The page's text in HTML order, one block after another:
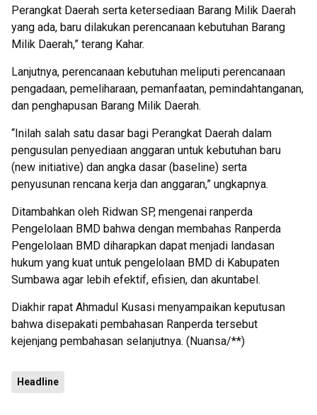
Perangkat Daerah serta ketersediaan Barang Milik Daerah
yang ada, baru dilakukan perencanaan kebutuhan Barang
Milik Daerah,” terang Kahar.
Lanjutnya, perencanaan kebutuhan meliputi perencanaan
pengadaan, pemeliharaan, pemanfaatan, pemindahtanganan,
dan penghapusan Barang Milik Daerah.
“Inilah salah satu dasar bagi Perangkat Daerah dalam
pengusulan penyediaan anggaran untuk kebutuhan baru
(new initiative) dan angka dasar (baseline) serta
penyusunan rencana kerja dan anggaran,” ungkapnya.
Ditambahkan oleh Ridwan SP, mengenai ranperda
Pengelolaan BMD bahwa dengan membahas Ranperda
Pengelolaan BMD diharapkan dapat menjadi landasan
hukum yang kuat untuk pengelolaan BMD di Kabupaten
Sumbawa agar lebih efektif, efisien, dan akuntabel.
Diakhir rapat Ahmadul Kusasi menyampaikan keputusan
bahwa disepakati pembahasan Ranperda tersebut
kejenjang pembahasan selanjutnya. (Nuansa/**)
Headline